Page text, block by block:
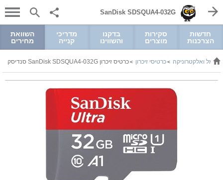
SanDisk SDSQUA4-032G
חדשות
הצרכנות
סקירות
מוצרים
בדקנו
והשווינו
מדריכי
קנייה
השוואת
מחירים
חשמל ואלקטרוניקה >כרטיסי זיכרון >כרטיס זיכרון SanDisk SDSQUA4-032G סנדיסק